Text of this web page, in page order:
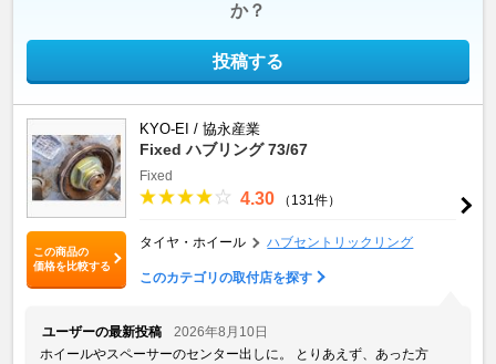
か？
投稿する
この商品の
価格を比較する
KYO-EI / 協永産業
Fixed ハブリング 73/67
Fixed
4.30 （131件）
タイヤ・ホイール ハブセントリックリング
このカテゴリの取付店を探す
ユーザーの最新投稿
2026年8月10日
ホイールやスペーサーのセンター出しに。 とりあえず、あった方